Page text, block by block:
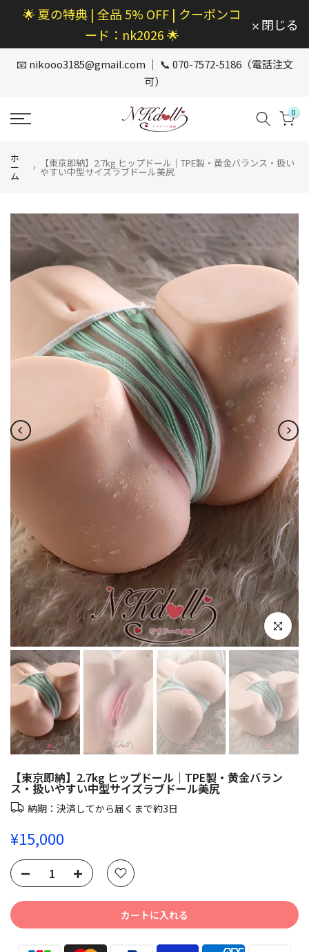
へ
ス
🌟 夏の特典 | 全品 5% OFF | クーポンコ
ード：nk2026 🌟
閉じる
📧 nikooo3185@gmail.com ｜ 📞 070-7572-5186（電話注文
可）
0
ホ
ー
ム
【東京即納】2.7kg ヒップドール｜TPE製・黄金バランス・扱い
やすい中型サイズラブドール美尻
クリックし
【東京即納】2.7kg ヒップドール｜TPE製・黄金バラン
ス・扱いやすい中型サイズラブドール美尻
納期：決済してから届くまで約3日
¥15,000
カートに入れる